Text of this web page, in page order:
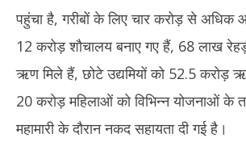
पहुंचा है, गरीबों के लिए चार करोड़ से अधिक
12 करोड़ शौचालय बनाए गए हैं, 68 लाख
ऋण मिले हैं, छोटे उद्यमियों को 52.5 करोड़
20 करोड़ महिलाओं को विभिन्न योजनाओं के
महामारी के दौरान नकद सहायता दी गई है।